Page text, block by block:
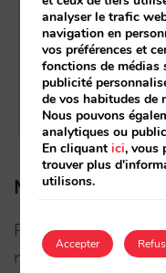
Nouvelles
Profitant de la
nous ont supposé
analyser le trafic
navigation en
vos préférences et
fonctions de médias
publicité
de vos habitudes de
Nous pouvons
analytiques ou
En cliquantici, vous
trouver plus
utilisons.
Accepter